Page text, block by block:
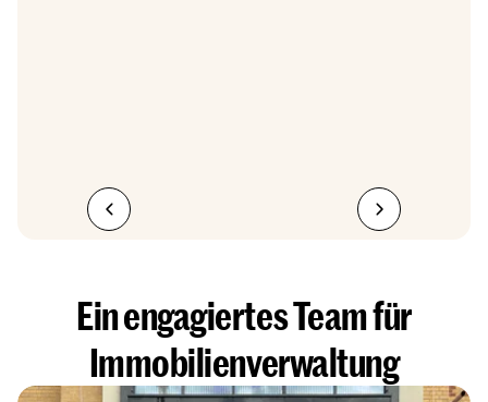
Ein engagiertes Team für
Immobilienverwaltung